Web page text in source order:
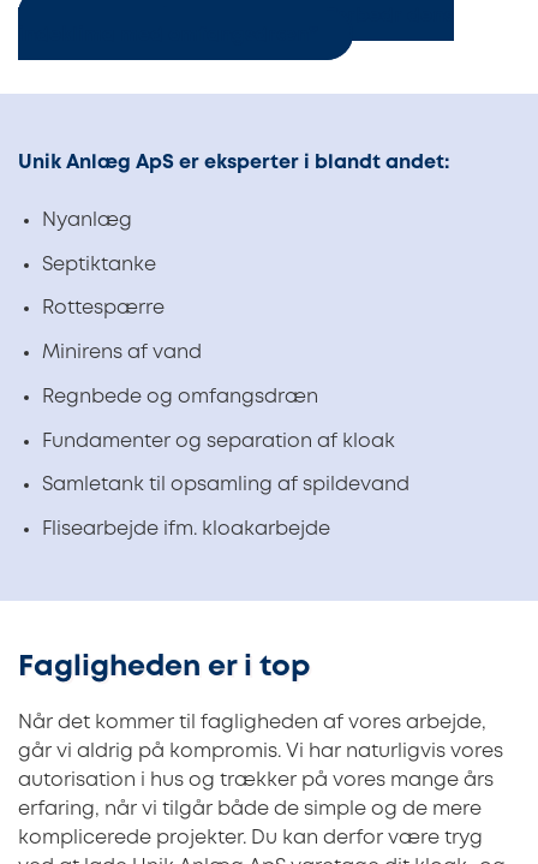
Unik Anlæg ApS er eksperter i blandt andet:
Nyanlæg
Septiktanke
Rottespærre
Minirens af vand
Regnbede og omfangsdræn
Fundamenter og separation af kloak
Samletank til opsamling af spildevand
Flisearbejde ifm. kloakarbejde
Fagligheden er i top
Når det kommer til fagligheden af vores arbejde,
går vi aldrig på kompromis. Vi har naturligvis vores
autorisation i hus og trækker på vores mange års
erfaring, når vi tilgår både de simple og de mere
komplicerede projekter. Du kan derfor være tryg